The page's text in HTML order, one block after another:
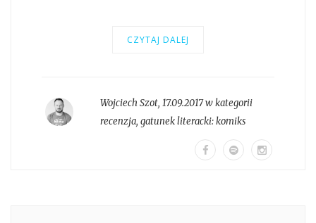
CZYTAJ DALEJ
Wojciech Szot, 17.09.2017 w kategorii
recenzja, gatunek literacki:komiks